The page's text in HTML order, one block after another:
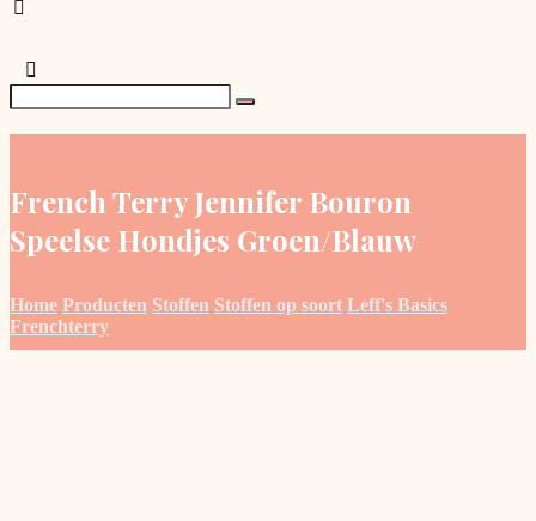
French Terry Jennifer Bouron
Speelse Hondjes Groen/Blauw
Home Producten Stoffen Stoffen op soort Leff's Basics
Frenchterry